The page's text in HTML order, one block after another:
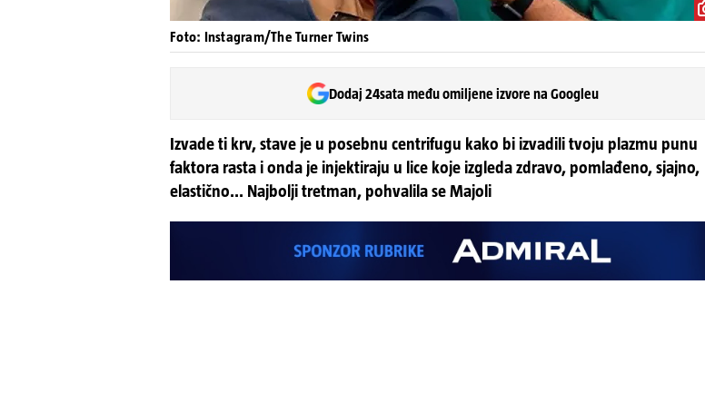
Foto: Instagram/The Turner Twins
Dodaj 24sata među omiljene izvore na Googleu
Izvade ti krv, stave je u posebnu centrifugu kako bi izvadili tvoju plazmu punu
faktora rasta i onda je injektiraju u lice koje izgleda zdravo, pomlađeno, sjajno,
elastično... Najbolji tretman, pohvalila se Majoli